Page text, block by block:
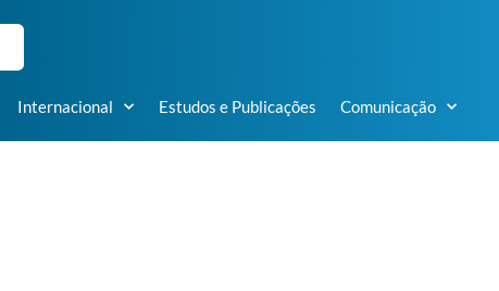
Internacional Estudos e Publicações Comunicação